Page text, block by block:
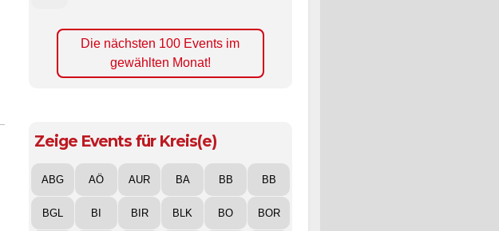
Die nächsten 100 Events im
gewählten Monat!
Zeige Events für Kreis(e)
ABG AÖ AUR BA BB BB
BGL BI BIR BLK BO BOR